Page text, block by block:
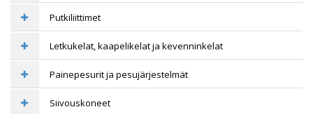
Putkiliittimet
Letkukelat, kaapelikelat ja kevenninkelat
Painepesurit ja pesujärjestelmät
Siivouskoneet